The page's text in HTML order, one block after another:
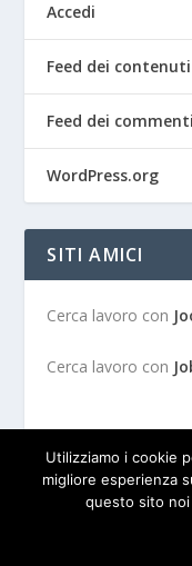
Accedi
Feed dei contenuti
Feed dei commenti
WordPress.org
SITI AMICI
Cerca lavoro con
Cerca lavoro con
Utilizziamo i cookie
migliore esperienza
questo sito noi